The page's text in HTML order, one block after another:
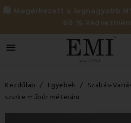
🛍️ Megérkezett a legnagyobb
60 %

Kezdőlap Egyebek Szabás-
szürke műbőr méteráru